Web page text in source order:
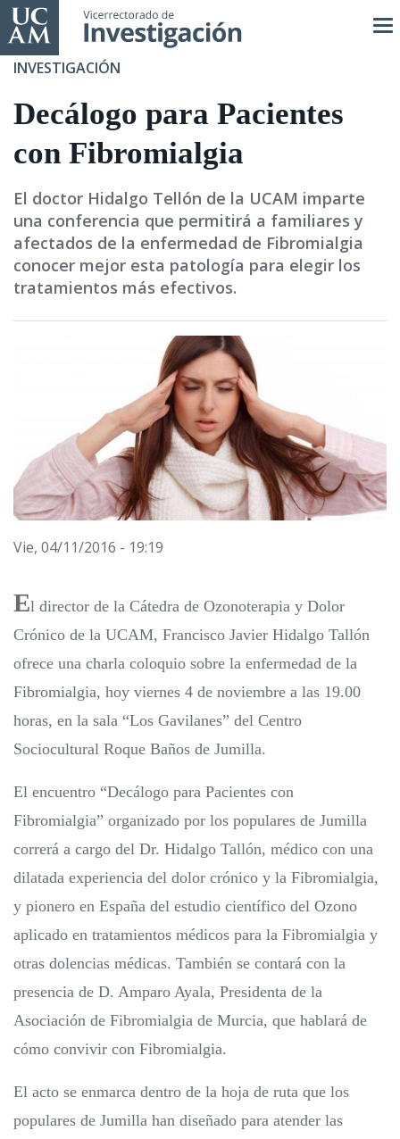
Pasar
al
contenido
INVESTIGACIÓN
Decálogo para Pacientes
con Fibromialgia
El doctor Hidalgo Tellón de la UCAM imparte
una conferencia que permitirá a familiares y
afectados de la enfermedad de Fibromialgia
conocer mejor esta patología para elegir los
tratamientos más efectivos.
Vie, 04/11/2016 - 19:19
El director de la Cátedra de Ozonoterapia y Dolor
Crónico de la UCAM, Francisco Javier Hidalgo Tallón
ofrece una charla coloquio sobre la enfermedad de la
Fibromialgia, hoy viernes 4 de noviembre a las 19.00
horas, en la sala “Los Gavilanes” del Centro
Sociocultural Roque Baños de Jumilla.
El encuentro “Decálogo para Pacientes con
Fibromialgia” organizado por los populares de Jumilla
correrá a cargo del Dr. Hidalgo Tallón, médico con una
dilatada experiencia del dolor crónico y la Fibromialgia,
y pionero en España del estudio científico del Ozono
aplicado en tratamientos médicos para la Fibromialgia y
otras dolencias médicas. También se contará con la
presencia de D. Amparo Ayala, Presidenta de la
Asociación de Fibromialgia de Murcia, que hablará de
cómo convivir con Fibromialgia.
El acto se enmarca dentro de la hoja de ruta que los
populares de Jumilla han diseñado para atender las